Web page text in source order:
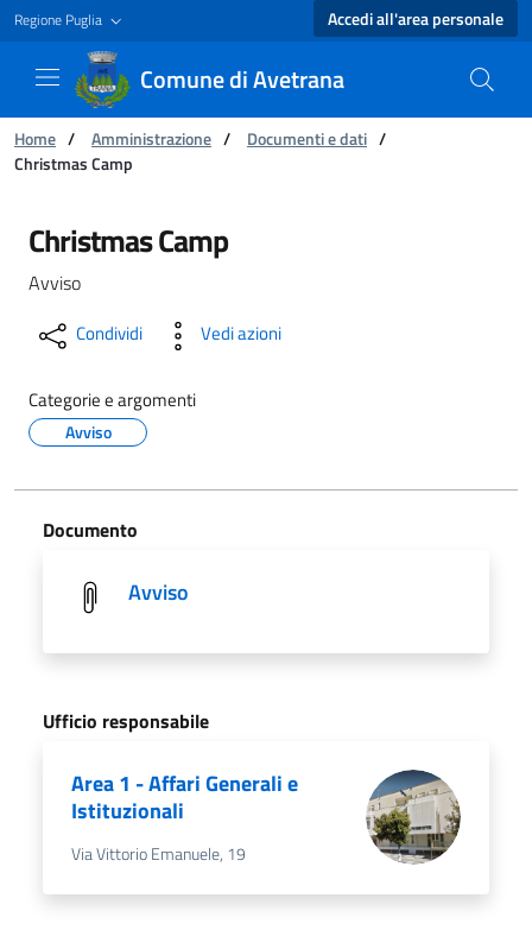
Regione Puglia Accedi all'area personale
Comune di Avetrana
Ti trovi in:
Home / Amministrazione / Documenti e dati /
Christmas Camp
Christmas Camp - Comune di Avetrana
Christmas Camp
Avviso
Condividi Vedi azioni
Categorie e argomenti
Avviso
Documento
Avviso
Ufficio responsabile
Area 1 - Affari Generali e
Istituzionali
Via Vittorio Emanuele, 19